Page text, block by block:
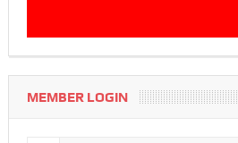
MEMBER LOGIN